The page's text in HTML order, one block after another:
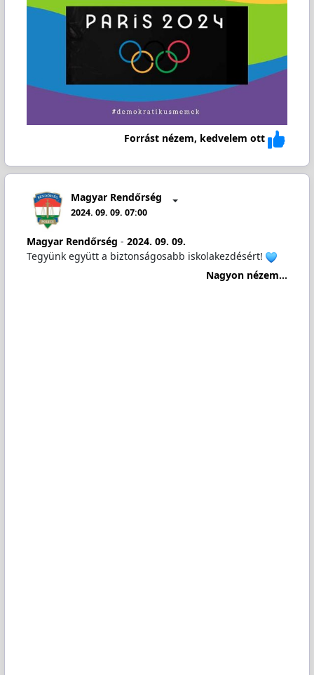
Forrást nézem, kedvelem ott
Magyar Rendőrség
2024. 09. 09. 07:00
Magyar Rendőrség - 2024. 09. 09.
Tegyünk együtt a biztonságosabb iskolakezdésért!
Nagyon nézem...